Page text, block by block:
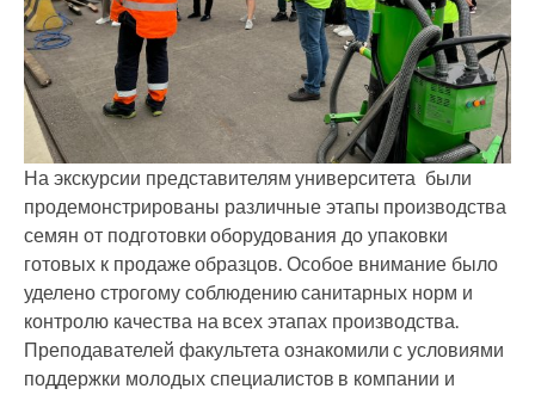
На экскурсии представителям университета были
продемонстрированы различные этапы производства
семян от подготовки оборудования до упаковки
готовых к продаже образцов. Особое внимание было
уделено строгому соблюдению санитарных норм и
контролю качества на всех этапах производства.
Преподавателей факультета ознакомили с условиями
поддержки молодых специалистов в компании и